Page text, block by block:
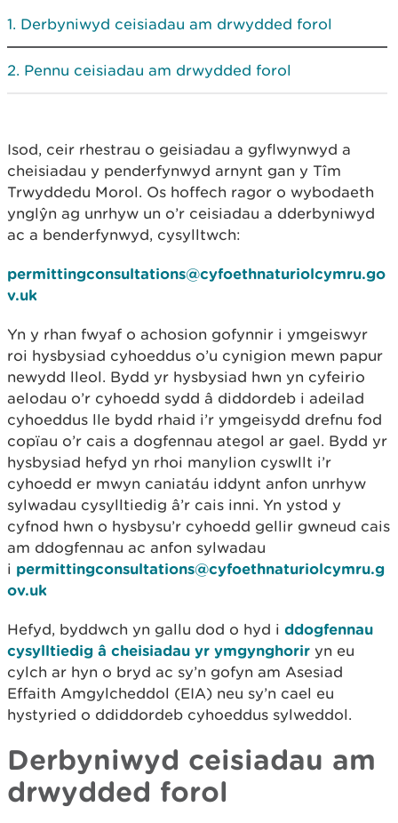
Derbyniwyd ceisiadau am drwydded forol
Pennu ceisiadau am drwydded forol
Isod, ceir rhestrau o geisiadau a gyflwynwyd a
cheisiadau y penderfynwyd arnynt gan y Tîm
Trwyddedu Morol. Os hoffech ragor o wybodaeth
ynglŷn ag unrhyw un o’r ceisiadau a dderbyniwyd
ac a benderfynwyd, cysylltwch:
permittingconsultations@cyfoethnaturiolcymru.go
v.uk
Yn y rhan fwyaf o achosion gofynnir i ymgeiswyr
roi hysbysiad cyhoeddus o’u cynigion mewn papur
newydd lleol. Bydd yr hysbysiad hwn yn cyfeirio
aelodau o’r cyhoedd sydd â diddordeb i adeilad
cyhoeddus lle bydd rhaid i’r ymgeisydd drefnu fod
copïau o’r cais a dogfennau ategol ar gael. Bydd yr
hysbysiad hefyd yn rhoi manylion cyswllt i’r
cyhoedd er mwyn caniatáu iddynt anfon unrhyw
sylwadau cysylltiedig â’r cais inni. Yn ystod y
cyfnod hwn o hysbysu’r cyhoedd gellir gwneud cais
am ddogfennau ac anfon sylwadau
i permittingconsultations@cyfoethnaturiolcymru.g
ov.uk
Hefyd, byddwch yn gallu dod o hyd i ddogfennau
cysylltiedig â cheisiadau yr ymgynghorir yn eu
cylch ar hyn o bryd ac sy’n gofyn am Asesiad
Effaith Amgylcheddol (EIA) neu sy’n cael eu
hystyried o ddiddordeb cyhoeddus sylweddol.
Derbyniwyd ceisiadau am
drwydded forol